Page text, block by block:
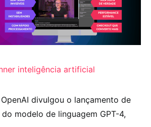
divulgou o lançamento de
modelo de linguagem GPT-4,